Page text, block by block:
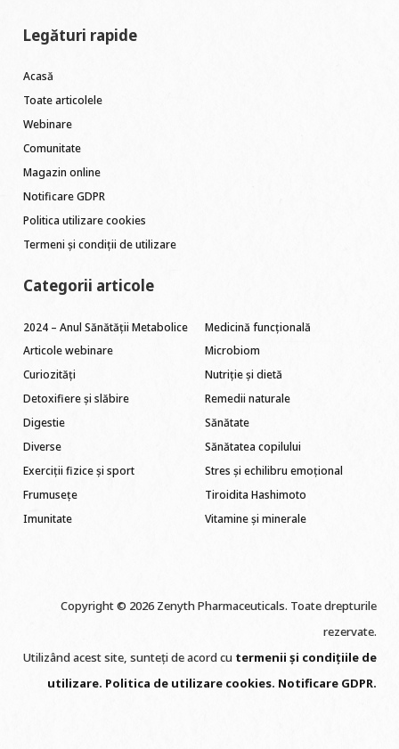
Legături rapide
Acasă
Toate articolele
Webinare
Comunitate
Magazin online
Notificare GDPR
Politica utilizare cookies
Termeni și condiții de utilizare
Categorii articole
2024 – Anul Sănătății Metabolice
Articole webinare
Curiozități
Detoxifiere și slăbire
Digestie
Diverse
Exerciții fizice și sport
Frumusețe
Imunitate
Medicină funcțională
Microbiom
Nutriție și dietă
Remedii naturale
Sănătate
Sănătatea copilului
Stres și echilibru emoțional
Tiroidita Hashimoto
Vitamine și minerale
Copyright © 2026 Zenyth Pharmaceuticals. Toate drepturile
rezervate.
Utilizând acest site, sunteți de acord cu termenii și condițiile de
utilizare. Politica de utilizare cookies. Notificare GDPR.